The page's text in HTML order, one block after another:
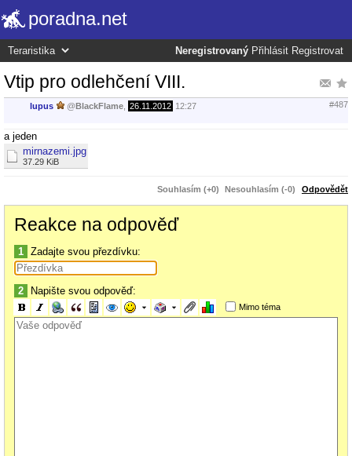
poradna.net
Neregistrovaný Přihlásit Registrovat
Vtip pro odlehčení VIII.
lupus @BlackFlame 26.11.2012 12:27 #487
a jeden
mirnazemi.jpg
37.29 KiB
Souhlasím (+0) Nesouhlasím (-0) Odpovědět
Reakce na odpověď
1 Zadajte svou přezdívku:
2 Napište svou odpověď:
Mimo téma